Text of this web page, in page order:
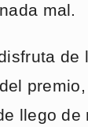
mal.
de
llego de